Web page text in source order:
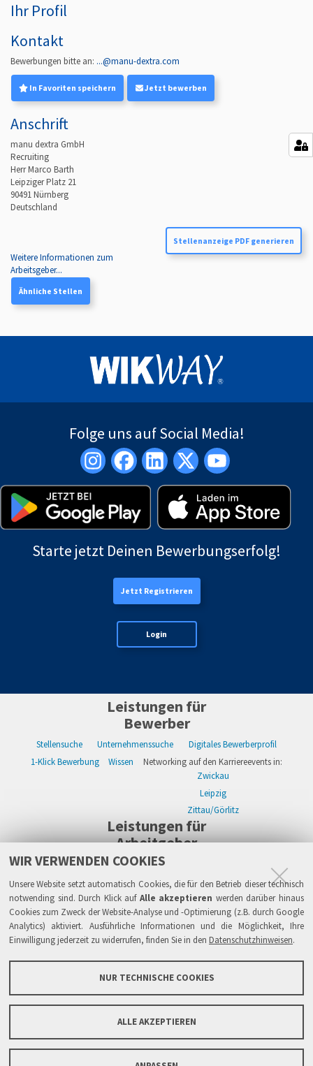
WIR VERWENDEN COOKIES
Unsere Website setzt automatisch Cookies, die für den Betrieb dieser technisch
notwending sind. Durch Klick auf Alle akzeptieren werden darüber hinaus
Cookies zum Zweck der Website-Analyse und -Optimierung (z.B. durch Google
Analytics) aktiviert. Ausführliche Informationen und die Möglichkeit, Ihre
Einwilligung jederzeit zu widerrufen, finden Sie in den Datenschutzhinweisen.
NUR TECHNISCHE COOKIES
ALLE AKZEPTIEREN
Ihr Profil
Kontakt
Bewerbungen bitte an: ...@manu-dextra.com
In Favoriten speichern Jetzt bewerben
Anschrift
manu dextra GmbH
Recruiting
Herr Marco Barth
Leipziger Platz 21
90491Nürnberg
Deutschland
Stellenanzeige PDF generieren
Weitere Informationen zum
Arbeitsgeber...
Ähnliche Stellen
Folge uns auf Social Media!
Starte jetzt Deinen Bewerbungserfolg!
Jetzt Registrieren
Login
Leistungen für
Bewerber
Stellensuche Unternehmenssuche
Digitales Bewerberprofil
1-Klick Bewerbung
Wissen
Networking auf den Karriereevents in:
Zwickau
Leipzig
Zittau/Görlitz
Leistungen für
Arbeitgeber
WIKWAY Online-Recruiting Kostenloses Firmenprofil
Alle Einzelleistungen
Wissen
Live-Recruiting auf Karriereevents in:
Zwickau
Leipzig
Zittau/Görlitz
Sicherheit
Links
FAQGrundsätze & SicherheitÜber WIKWAYNews & PresseBarrierefreiheit
Kontaktformular